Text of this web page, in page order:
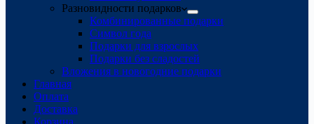
Разновидности подарков
Комбинированные подарки
Символ года
Подарки для взрослых
Подарки без сладостей
Вложения в новогодние подарки
Главная
Оплата
Доставка
Корзина